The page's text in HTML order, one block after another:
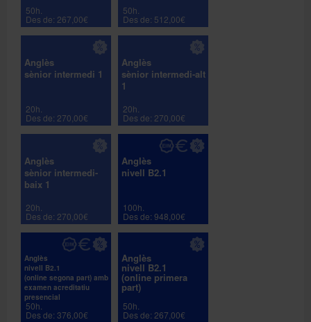
50h.
Des de: 267,00€
50h.
Des de: 512,00€
Anglès
sènior intermedi 1
20h.
Des de: 270,00€
Anglès
sènior intermedi-alt
1
20h.
Des de: 270,00€
Anglès
sènior intermedi-
baix 1
20h.
Des de: 270,00€
Anglès
nivell B2.1
100h.
Des de: 948,00€
Anglès
nivell B2.1
(online segona part) amb
examen acreditatiu
presencial
50h.
Des de: 376,00€
Anglès
nivell B2.1
(online primera
part)
50h.
Des de: 267,00€